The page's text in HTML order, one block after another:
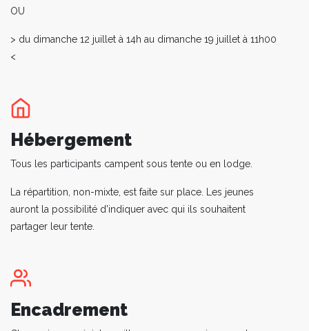
OU
> du dimanche 12 juillet à 14h au dimanche 19 juillet à 11h00
<
Hébergement
Tous les participants campent sous tente ou en lodge.
La répartition, non-mixte, est faite sur place. Les jeunes
auront la possibilité d'indiquer avec qui ils souhaitent
partager leur tente.
Encadrement